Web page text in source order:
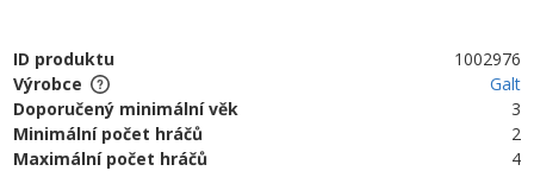
ID produktu
1002976
Výrobce
Galt
Doporučený minimální věk
3
Minimální počet hráčů
2
Maximální počet hráčů
4